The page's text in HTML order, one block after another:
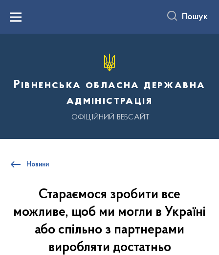
вмістуMenu Пошук
Рівненська обласна державна
адміністрація
ОФІЦІЙНИЙ ВЕБСАЙТ
Новини
Стараємося зробити все
можливе, щоб ми могли в Україні
або спільно з партнерами
виробляти достатньо